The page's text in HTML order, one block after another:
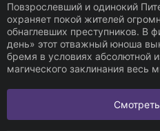
Повзрослевший и одинокий
охраняет покой жителей
обнаглевших преступников. В
день» этот отважный юноша
бремя в условиях абсолютной
магического заклинания весь